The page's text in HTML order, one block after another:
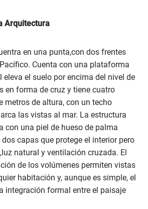
Arquitectura
en una punta,con dos frentes
Cuenta con una plataforma
eleva el suelo por encima del nivel de
en forma de cruz y tiene cuatro
metros de altura, con un techo
las vistas al mar. La estructura
con una piel de hueso de palma
capas que protege el interior pero
natural y ventilación cruzada. El
de los volúmenes permiten vistas
habitación y, aunque es simple, el
integración formal entre el paisaje